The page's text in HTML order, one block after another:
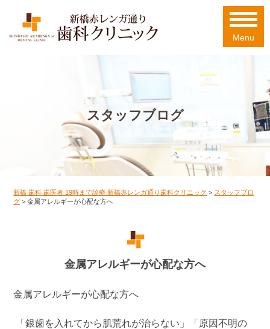
Menu
スタッフブログ
新橋 歯科 歯医者 19時まで診療 新橋赤レンガ通り歯科クリニック > スタッフブロ
グ >金属アレルギーが心配な方へ
金属アレルギーが心配な方へ
金属アレルギーが心配な方へ
「銀歯を入れてから肌荒れが治らない」「原因不明の